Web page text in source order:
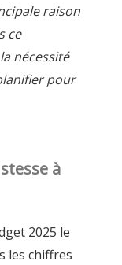
raison
ce
nécessité
pour
à
2025 le
les chiffres